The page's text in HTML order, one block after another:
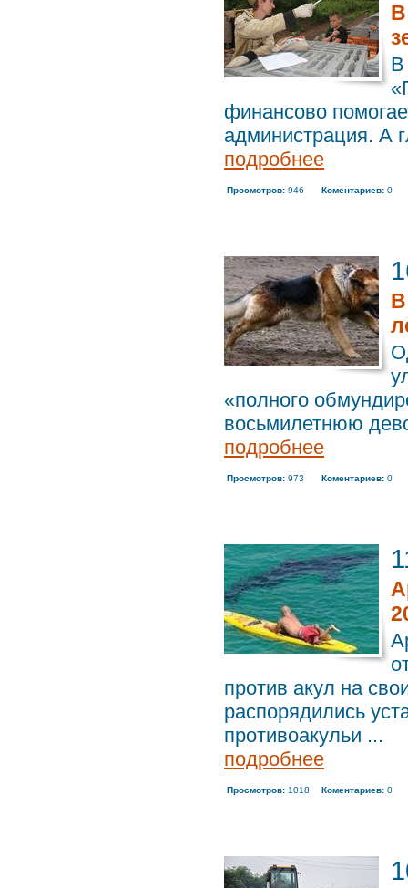
В
финансово
администрация. А
подробнее
Просмотров: 946 Коментариев: 0
В
«полного
восьмилетнюю
подробнее
Просмотров: 973 Коментариев: 0
против акул на
распорядились
противоакульи ...
подробнее
Просмотров: 1018 Коментариев: 0